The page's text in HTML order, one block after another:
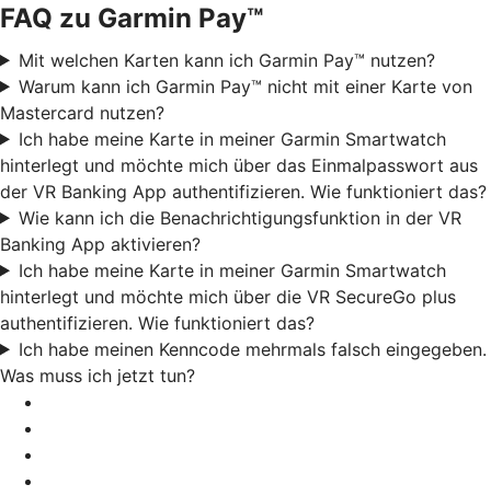
FAQ zu Garmin Pay™
Mit welchen Karten kann ich Garmin Pay™ nutzen?
Warum kann ich Garmin Pay™ nicht mit einer Karte von
Mastercard nutzen?
Ich habe meine Karte in meiner Garmin Smartwatch
hinterlegt und möchte mich über das Einmalpasswort aus
der VR Banking App authentifizieren. Wie funktioniert das?
Wie kann ich die Benachrichtigungsfunktion in der VR
Banking App aktivieren?
Ich habe meine Karte in meiner Garmin Smartwatch
hinterlegt und möchte mich über die VR SecureGo plus
authentifizieren. Wie funktioniert das?
Ich habe meinen Kenncode mehrmals falsch eingegeben.
Was muss ich jetzt tun?